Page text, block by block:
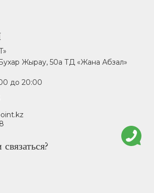
Жырау, 50а ТД «Жана Абзал»
до 20:00